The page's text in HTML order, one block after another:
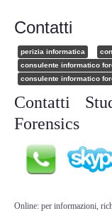
Perizia DVR
Perizia IoT e
Perizia
Perizia
Contatti
perizia informatica
consulente informatico
consulente informatico
Contatti
Forensics
Online: per informazioni,